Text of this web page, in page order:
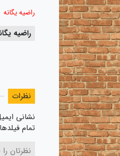
راضیه یگانه
راضیه
نظرات
نشانی
تمام